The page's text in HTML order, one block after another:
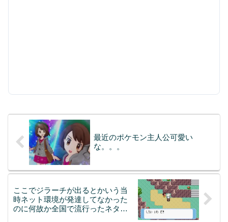
最近のポケモン主人公可愛い
な。。。
ここでジラーチが出るとかいう当
時ネット環境が発達してなかった
のに何故か全国で流行ったネタｗ